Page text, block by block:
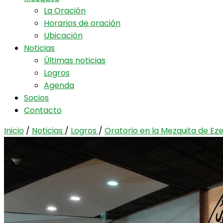
La Oración
Horarios de oración
Ubicación
Noticias
Últimas noticias
Logros
Agenda
Socios
Contacto
Inicio / Noticias / Logros / Oratorio en la Mezquita de